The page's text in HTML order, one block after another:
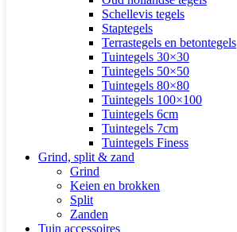
Schellevis tegels
Staptegels
Terrastegels en betontegels
Tuintegels 30×30
Tuintegels 50×50
Tuintegels 80×80
Tuintegels 100×100
Tuintegels 6cm
Tuintegels 7cm
Tuintegels Finess
Grind, split & zand
Grind
Keien en brokken
Split
Zanden
Tuin accessoires